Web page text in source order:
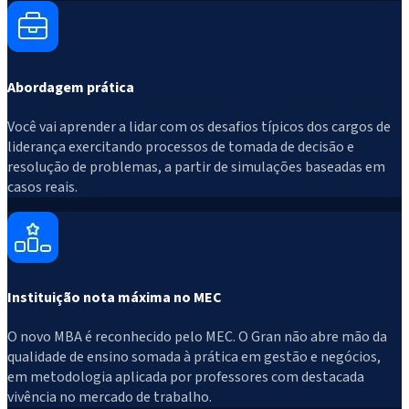
Abordagem prática
Você vai aprender a lidar com os desafios típicos dos cargos de
liderança exercitando processos de tomada de decisão e
resolução de problemas, a partir de simulações baseadas em
casos reais.
Instituição nota máxima no MEC
O novo MBA é reconhecido pelo MEC. O Gran não abre mão da
qualidade de ensino somada à prática em gestão e negócios,
em metodologia aplicada por professores com destacada
vivência no mercado de trabalho.